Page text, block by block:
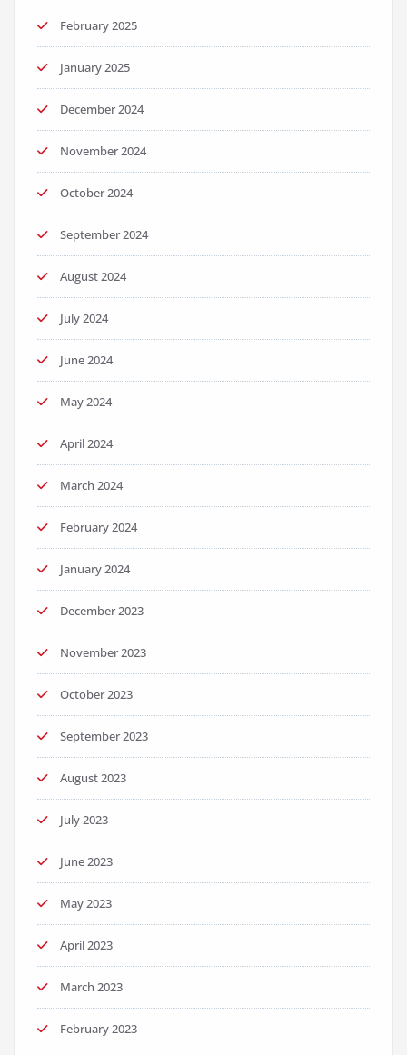
February 2025
January 2025
December 2024
November 2024
October 2024
September 2024
August 2024
July 2024
June 2024
May 2024
April 2024
March 2024
February 2024
January 2024
December 2023
November 2023
October 2023
September 2023
August 2023
July 2023
June 2023
May 2023
April 2023
March 2023
February 2023